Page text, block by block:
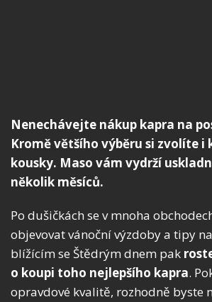
Nenechávejte nákup kapra na
Kromě většího výběru si zvolíte i
kousky. Maso vám vydrží
několik měsíců.
Po dušičkách se v mnoha
objevovat vánoční výzdoby a tipy
blížícím se Štědrým dnem pak
o koupi toho nejlepšího kapra.
opravdové kvalitě, rozhodně byste